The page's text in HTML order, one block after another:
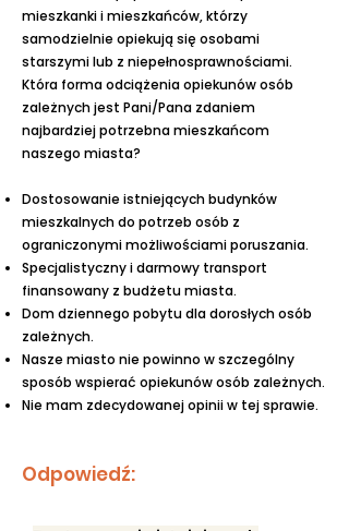
mieszkanki i mieszkańców, którzy
samodzielnie opiekują się osobami
starszymi lub z niepełnosprawnościami.
Która forma odciążenia opiekunów osób
zależnych jest Pani/Pana zdaniem
najbardziej potrzebna mieszkańcom
naszego miasta?
Dostosowanie istniejących budynków
mieszkalnych do potrzeb osób z
ograniczonymi możliwościami poruszania.
Specjalistyczny i darmowy transport
finansowany z budżetu miasta.
Dom dziennego pobytu dla dorosłych osób
zależnych.
Nasze miasto nie powinno w szczególny
sposób wspierać opiekunów osób zależnych.
Nie mam zdecydowanej opinii w tej sprawie.
Odpowiedź: